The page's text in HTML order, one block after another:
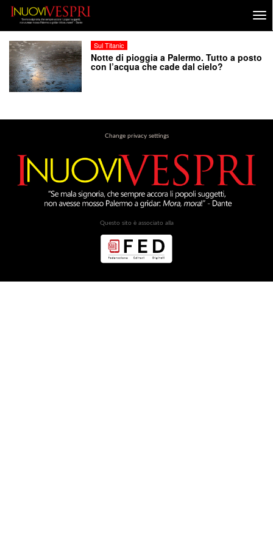
Sul Titanic
Notte di pioggia a Palermo. Tutto a posto
con l’acqua che cade dal cielo?
Change privacy settings
Questo sito è associato alla